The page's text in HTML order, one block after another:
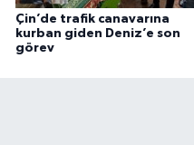
Çin’de trafik canavarına
kurban giden Deniz’e son
görev